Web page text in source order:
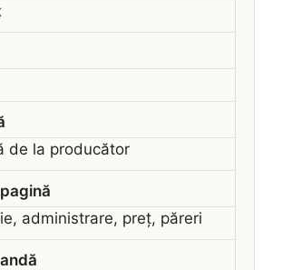
de la producător
administrare, preț, păreri